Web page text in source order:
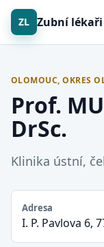
ZL Zubní lékaři
OLOMOUC, OKRES
Prof.
DrSc.
Klinika ústní,
Adresa
I. P. Pavlova 6,